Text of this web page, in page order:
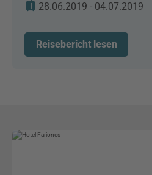
28.06.2019 - 04.07.2019
Reisebericht lesen